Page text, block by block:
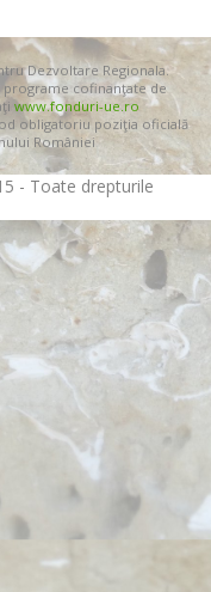
Dezvoltare Regionala.
cofinanţate de
www.fonduri-ue.ro
obligatoriu poziţia oficială
României
- Toate drepturile